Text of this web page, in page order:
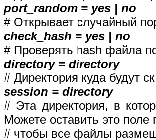
port_random = yes | no
# Открывает случайный
check_hash = yes | no
# Проверять hash файла
directory = directory
# Директория куда будут
session = directory
# Эта директория, в
Можете оставить это поле
# чтобы все файлы